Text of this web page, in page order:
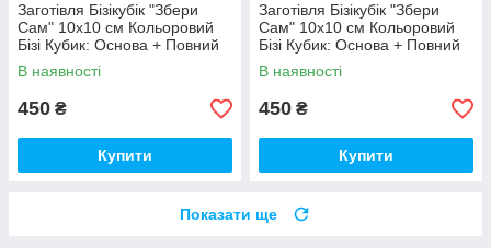
Заготівля Бізікубік "Збери
Сам" 10х10 см Кольоровий
Бізі Кубик: Основа + Повний
Комплект (в Розібраному
Виді) Кубік Бізи, Бірюза
В наявності
450 ₴
Купити
Заготівля Бізікубік "Збери
Сам" 10х10 см Кольоровий
Бізі Кубик: Основа + Повний
Комплект (в Розібраному
Виді) Кубік Бізи, Різнокол
В наявності
450 ₴
Купити
Показати ще